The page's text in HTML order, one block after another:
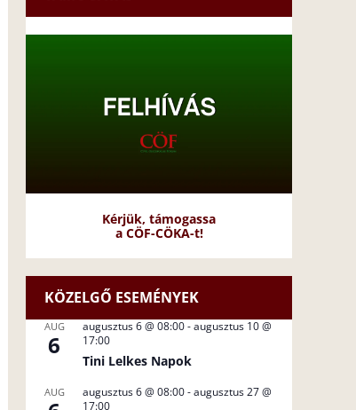
Kérjük, támogassa
a CÖF-CÖKA-t!
KÖZELGŐ ESEMÉNYEK
AUG
6
augusztus 6 @ 08:00-augusztus 10 @
17:00
Tini Lelkes Napok
AUG augusztus 6 @ 08:00-augusztus 27 @
17:00